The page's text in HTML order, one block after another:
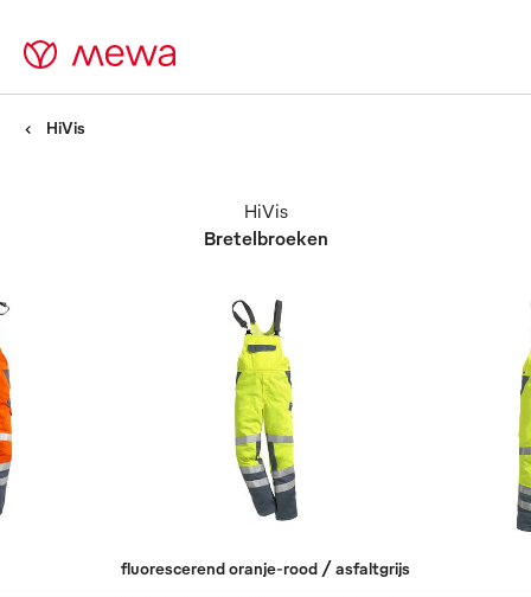
HiVis
Bretelbroeken
HiVis
fluorescerend oranje-rood / asfaltgrijs